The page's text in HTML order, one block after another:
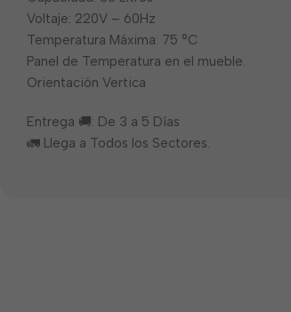
Voltaje: 220V – 60Hz
Temperatura Máxima: 75 °C
Panel de Temperatura en el mueble.
Orientación Vertica
Entrega 🚚: De 3 a 5 Días
🚛 Llega a Todos los Sectores.